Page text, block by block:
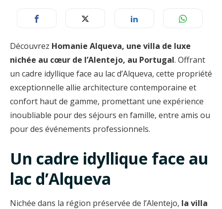
Découvrez Homanie Alqueva, une villa de luxe
nichée au cœur de l’Alentejo, au Portugal. Offrant
un cadre idyllique face au lac d’Alqueva, cette propriété
exceptionnelle allie architecture contemporaine et
confort haut de gamme, promettant une expérience
inoubliable pour des séjours en famille, entre amis ou
pour des événements professionnels.
Un cadre idyllique face au
lac d’Alqueva
Nichée dans la région préservée de l’Alentejo, la villa